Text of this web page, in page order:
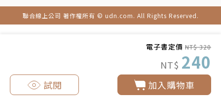
電子書定價 NT$ 320
NT$ 240
加入購物車
試閱
聯合線上公司 著作權所有 © udn.com. All Rights Reserved.